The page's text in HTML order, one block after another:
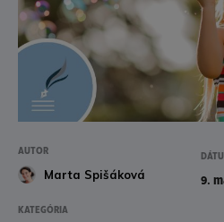
AUTOR
Marta Spišáková 9.
KATEGÓRIA